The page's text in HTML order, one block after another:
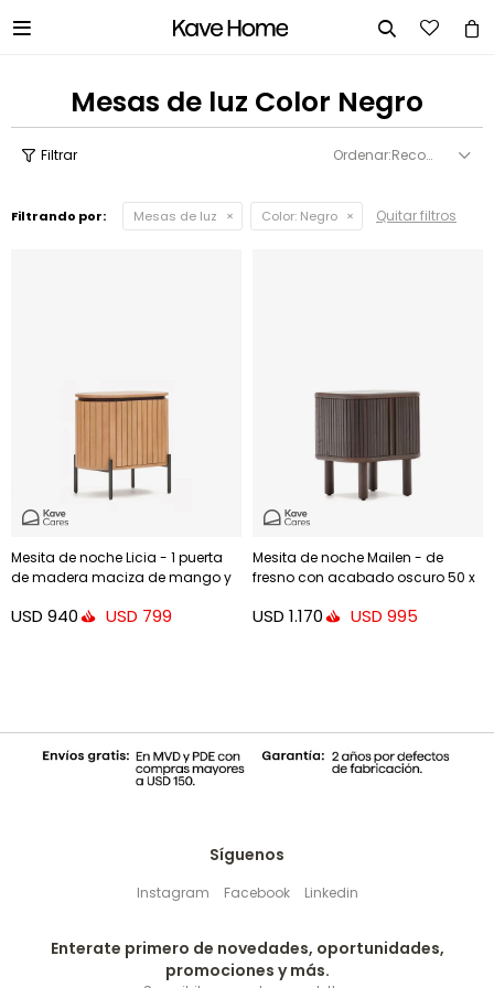
 
Mesas de luz Color Negro
Recomendados
Filtrando por: Mesas de luz Color: Negro Quitar filtros
Mesita de noche Licia - 1 puerta
de madera maciza de mango y
USD 940 USD 799
Mesita de noche Mailen - de
fresno con acabado oscuro 50 x
USD 1.170 USD 995
Síguenos
Instagram Facebook Linkedin
Enterate primero de novedades, oportunidades,
promociones y más.